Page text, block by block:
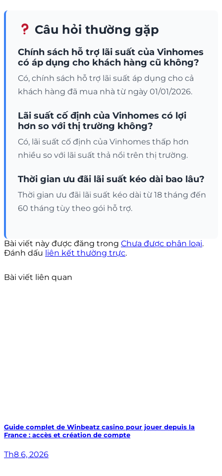
Câu hỏi thường gặp
Chính sách hỗ trợ lãi suất của Vinhomes
có áp dụng cho khách hàng cũ không?
Có, chính sách hỗ trợ lãi suất áp dụng cho cả
khách hàng đã mua nhà từ ngày 01/01/2026.
Lãi suất cố định của Vinhomes có lợi
hơn so với thị trường không?
Có, lãi suất cố định của Vinhomes thấp hơn
nhiều so với lãi suất thả nổi trên thị trường.
Thời gian ưu đãi lãi suất kéo dài bao lâu?
Thời gian ưu đãi lãi suất kéo dài từ 18 tháng đến
60 tháng tùy theo gói hỗ trợ.
Bài viết này được đăng trong Chưa được phân loại.
Đánh dấu liên kết thường trực.
Bài viết liên quan
Guide complet de Winbeatz casino pour jouer depuis la
France : accès et création de compte
Th8 6, 2026